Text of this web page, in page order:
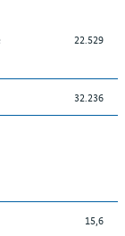
22.529
32.236
15,6